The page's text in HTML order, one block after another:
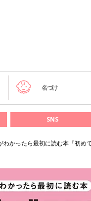
名づけ
SNS
かったら最初に読む本『初め